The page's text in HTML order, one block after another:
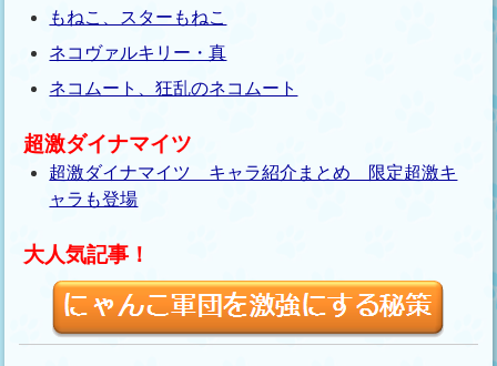
もねこ、スターもねこ
ネコヴァルキリー・真
ネコムート、狂乱のネコムート
超激ダイナマイツ
超激ダイナマイツ キャラ紹介まとめ 限定超激キ
ャラも登場
大人気記事！